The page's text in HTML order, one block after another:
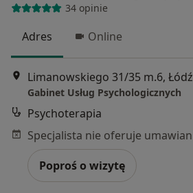
34 opinie
Adres Online
Limanowskiego 31/35 m.6, Łódź
Gabinet Usług Psychologicznych
Psychoterapia
Poproś o wizytę